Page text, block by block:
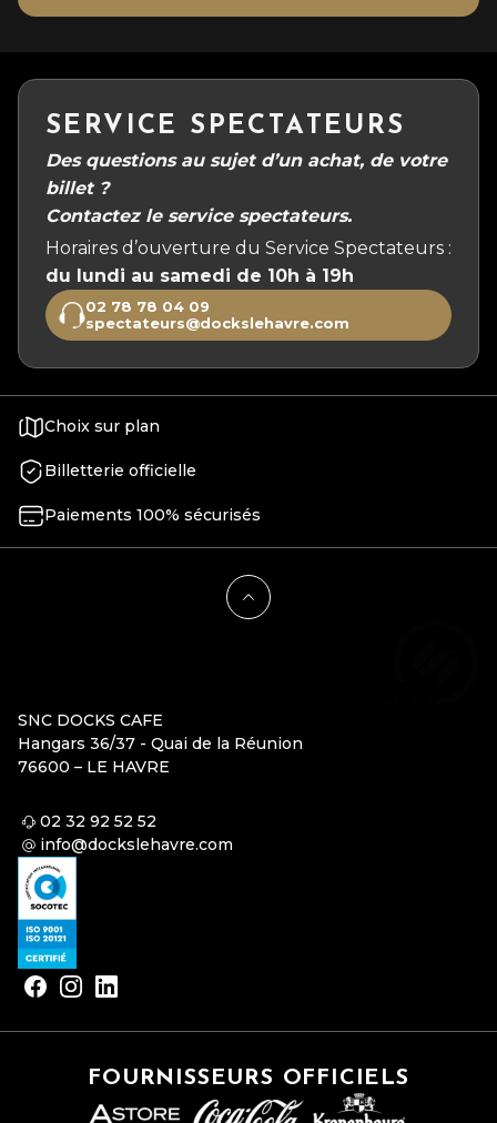
SERVICE SPECTATEURS
Des questions au sujet d’un achat, de votre
billet ?
Contactez le service spectateurs.
Horaires d’ouverture du Service Spectateurs :
du lundi au samedi de 10h à 19h
02 78 78 04 09
spectateurs@dockslehavre.com
Choix sur plan
Billetterie officielle
Paiements 100% sécurisés
SNC DOCKS CAFE
Hangars 36/37 - Quai de la Réunion
76600 – LE HAVRE
02 32 92 52 52
info@dockslehavre.com
FOURNISSEURS OFFICIELS